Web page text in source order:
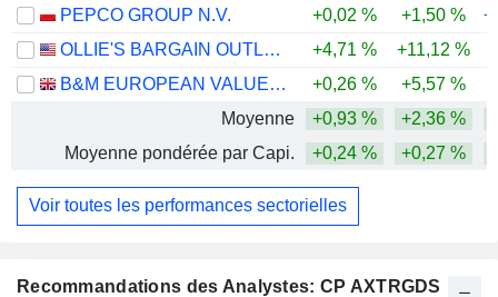
Recommandations des Analystes: CP AXTRGDS
PEPCO GROUP N.V.
+0,02 % +1,50 %
OLLIE'S BARGAIN OUTLET HOLDINGS, INC.
+4,71 % +11,12 %
B&M EUROPEAN VALUE RETAIL PLC
+0,26 % +5,57 %
Moyenne
+0,93 % +2,36 %
Moyenne pondérée par Capi.
+0,24 % +0,27 %
Voir toutes les performances sectorielles